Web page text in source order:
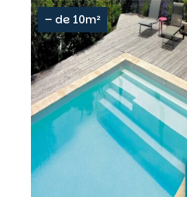
– de 10m²